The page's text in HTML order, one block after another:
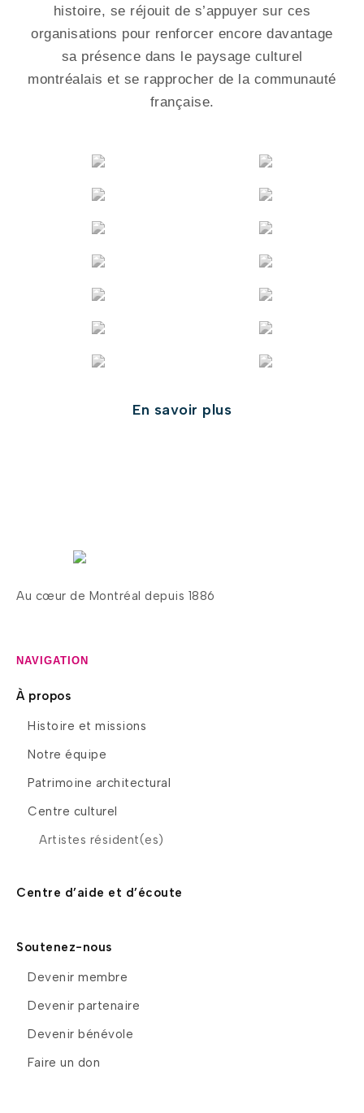
histoire, se réjouit de s’appuyer sur ces
organisations pour renforcer encore davantage
sa présence dans le paysage culturel
montréalais et se rapprocher de la communauté
française.
En savoir plus
Au cœur de Montréal depuis 1886
NAVIGATION
À propos
Histoire et missions
Notre équipe
Patrimoine architectural
Centre culturel
Artistes résident(es)
Centre d’aide et d’écoute
Soutenez-nous
Devenir membre
Devenir partenaire
Devenir bénévole
Faire un don